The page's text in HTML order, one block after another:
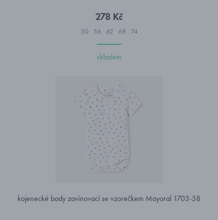
278 Kč
50 56 62 68 74
skladem
kojenecké body zavinovací se vzorečkem Mayoral 1703-58